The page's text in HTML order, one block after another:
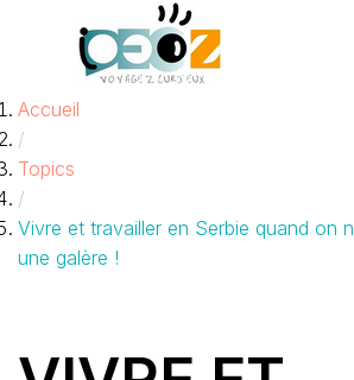
contenu
Accueil
/
Topics
/
Vivre et travailler en Serbie quand on
une galère !